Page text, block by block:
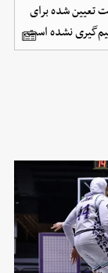
تعیین شده برای
نشده است.